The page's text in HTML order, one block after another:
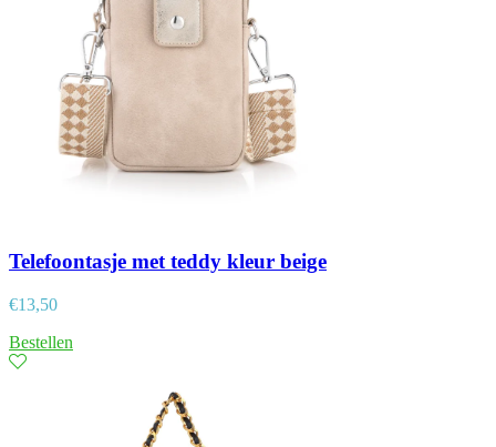
Telefoontasje met teddy kleur beige
€13,50
Bestellen